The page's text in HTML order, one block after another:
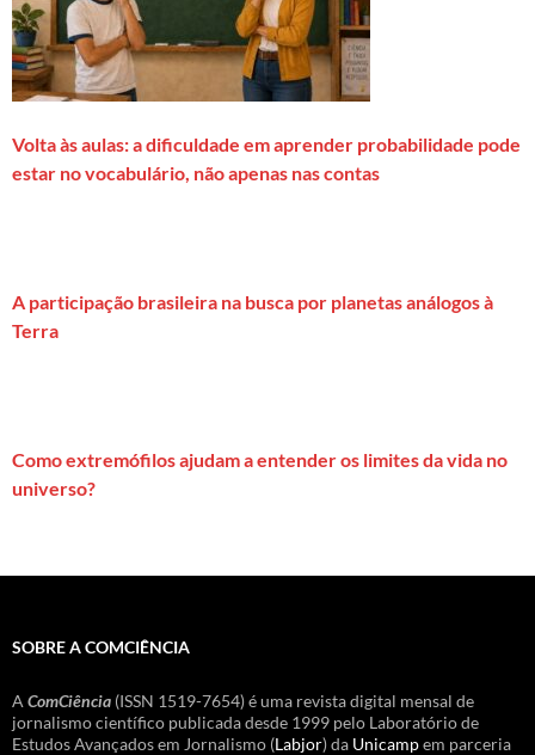
Volta às aulas: a dificuldade em aprender probabilidade pode
estar no vocabulário, não apenas nas contas
A participação brasileira na busca por planetas análogos à
Terra
Como extremófilos ajudam a entender os limites da vida no
universo?
SOBRE A COMCIÊNCIA
A ComCiência (ISSN 1519-7654) é uma revista digital mensal de
jornalismo científico publicada desde 1999 pelo Laboratório de
Estudos Avançados em Jornalismo (Labjor) da Unicampem parceria